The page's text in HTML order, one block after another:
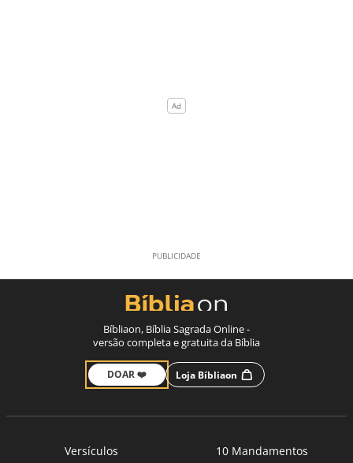
Bíbliaon, Bíblia Sagrada Online -
versão completa e gratuita da Bíblia
DOAR ❤️ Loja Bíbliaon
Versículos
10 Mandamentos